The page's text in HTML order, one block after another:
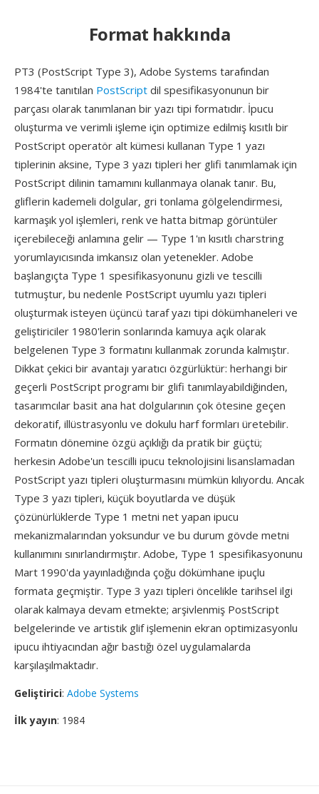
Format hakkında
PT3 (PostScript Type 3), Adobe Systems tarafından
1984'te tanıtılan PostScript dil spesifikasyonunun bir
parçası olarak tanımlanan bir yazı tipi formatıdır. İpucu
oluşturma ve verimli işleme için optimize edilmiş kısıtlı bir
PostScript operatör alt kümesi kullanan Type 1 yazı
tiplerinin aksine, Type 3 yazı tipleri her glifi tanımlamak için
PostScript dilinin tamamını kullanmaya olanak tanır. Bu,
gliflerin kademeli dolgular, gri tonlama gölgelendirmesi,
karmaşık yol işlemleri, renk ve hatta bitmap görüntüler
içerebileceği anlamına gelir — Type 1'ın kısıtlı charstring
yorumlayıcısında imkansız olan yetenekler. Adobe
başlangıçta Type 1 spesifikasyonunu gizli ve tescilli
tutmuştur, bu nedenle PostScript uyumlu yazı tipleri
oluşturmak isteyen üçüncü taraf yazı tipi dökümhaneleri ve
geliştiriciler 1980'lerin sonlarında kamuya açık olarak
belgelenen Type 3 formatını kullanmak zorunda kalmıştır.
Dikkat çekici bir avantajı yaratıcı özgürlüktür: herhangi bir
geçerli PostScript programı bir glifi tanımlayabildiğinden,
tasarımcılar basit ana hat dolgularının çok ötesine geçen
dekoratif, illüstrasyonlu ve dokulu harf formları üretebilir.
Formatın dönemine özgü açıklığı da pratik bir güçtü;
herkesin Adobe'un tescilli ipucu teknolojisini lisanslamadan
PostScript yazı tipleri oluşturmasını mümkün kılıyordu. Ancak
Type 3 yazı tipleri, küçük boyutlarda ve düşük
çözünürlüklerde Type 1 metni net yapan ipucu
mekanizmalarından yoksundur ve bu durum gövde metni
kullanımını sınırlandırmıştır. Adobe, Type 1 spesifikasyonunu
Mart 1990'da yayınladığında çoğu dökümhane ipuçlu
formata geçmiştir. Type 3 yazı tipleri öncelikle tarihsel ilgi
olarak kalmaya devam etmekte; arşivlenmiş PostScript
belgelerinde ve artistik glif işlemenin ekran optimizasyonlu
ipucu ihtiyacından ağır bastığı özel uygulamalarda
karşılaşılmaktadır.
Geliştirici: Adobe Systems
İlk yayın: 1984